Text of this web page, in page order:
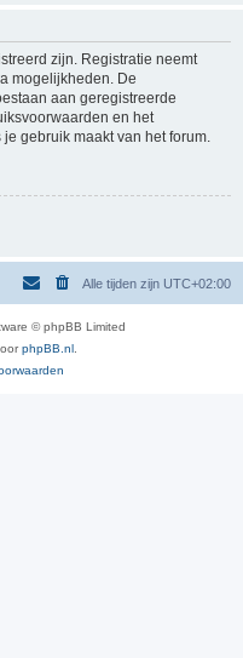
zijn. Registratie neemt
mogelijkheden. De
aan geregistreerde
en het
gebruik maakt van het forum.
Alle tijden zijn UTC+02:00
© phpBB Limited
phpBB.nl